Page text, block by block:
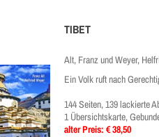
TIBET
Alt, Franz und Weyer,
Ein Volk ruft nach
144 Seiten, 139 lackierte
1 Übersichtskarte,
alter Preis: € 38,50